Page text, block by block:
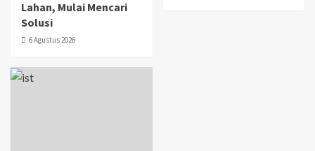
Lahan, Mulai Mencari
Solusi
6 Agustus 2026